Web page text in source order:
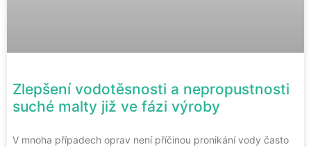
Zlepšení vodotěsnosti a nepropustnosti
suché malty již ve fázi výroby
V mnoha případech oprav není příčinou pronikání vody často